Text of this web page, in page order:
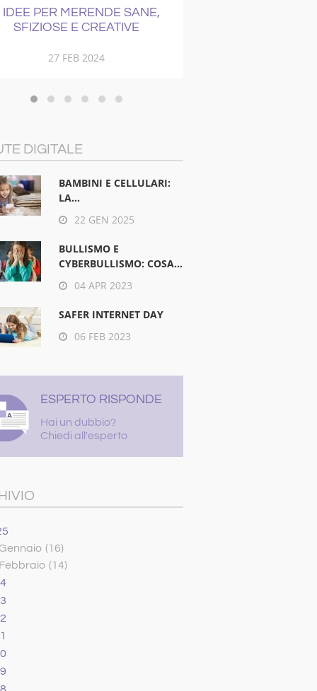
SANE,
E CREATIVE
DIGITALE
BAMBINI E CELLULARI:
LA...
22 GEN 2025
BULLISMO E
CYBERBULLISMO: COSA...
04 APR 2023
SAFER INTERNET DAY
06 FEB 2023
ESPERTO RISPONDE
Hai un dubbio?
Chiedi all'esperto
(16)
Febbraio (14)